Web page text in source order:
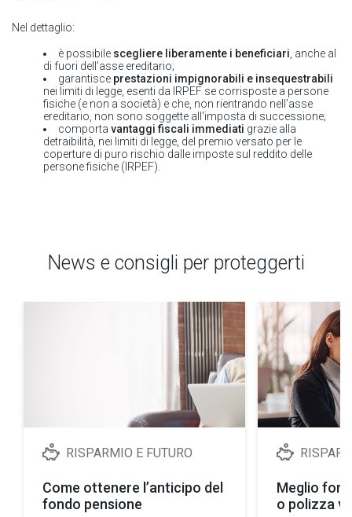
Nel dettaglio:
è possibile scegliere liberamente i beneficiari , anche al
di fuori dell’asse ereditario;
garantisce prestazioni impignorabili e insequestrabili
nei limiti di legge, esenti da IRPEF se corrisposte a persone
fisiche (e non a società) e che, non rientrando nell’asse
ereditario, non sono soggette all'imposta di successione;
comporta vantaggi fiscali immediati grazie alla
detraibilità, nei limiti di legge, del premio versato per le
coperture di puro rischio dalle imposte sul reddito delle
persone fisiche (IRPEF).
News e consigli per proteggerti
RISPARMIO E FUTURO
Come ottenere l’anticipo del
fondo pensione
Meglio
o polizza